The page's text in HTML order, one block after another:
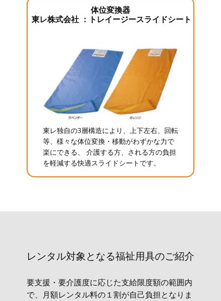
体位変換器
東レ株式会社 ：トレイージースライドシート
東レ独自の3層構造により、上下左右、回転
等、様々な体位変換・移動がわずかな力で
楽にできる、 介護する方、される方の負担
を軽減する快適スライドシートです。
レンタル対象と​なる福祉用具のご紹介
要支援・要介護度に応じた支給限度額の範囲内
で、月額レンタル料の１割が自己負担となりま